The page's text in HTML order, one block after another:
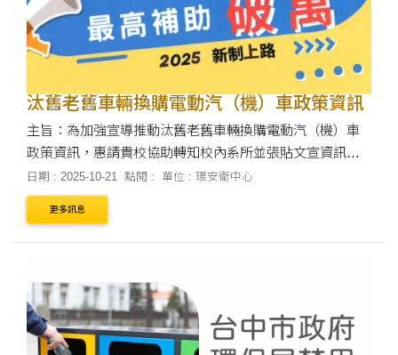
汰舊老舊車輛換購電動汽（機）車政策資訊
主旨：為加強宣導推動汰舊老舊車輛換購電動汽（機）車
政策資訊，惠請貴校協助轉知校內系所並張貼文宣資訊，
請查照。 說明： 一、為落實淨零排放目標，持續協助車主
及早淘汰老舊車輛換購電動車，降低溫室氣體....
日期 : 2025-10-21 點閱 : 單位 : 環安衛中心
更多訊息